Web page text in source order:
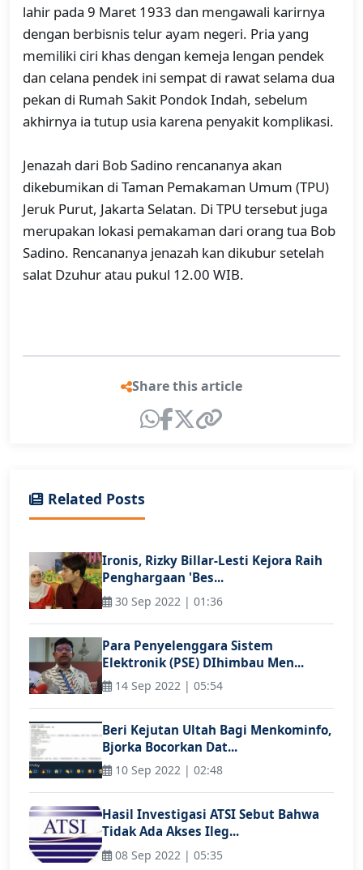
lahir pada 9 Maret 1933 dan mengawali karirnya
dengan berbisnis telur ayam negeri. Pria yang
memiliki ciri khas dengan kemeja lengan pendek
dan celana pendek ini sempat di rawat selama dua
pekan di Rumah Sakit Pondok Indah, sebelum
akhirnya ia tutup usia karena penyakit komplikasi.
Jenazah dari Bob Sadino rencananya akan
dikebumikan di Taman Pemakaman Umum (TPU)
Jeruk Purut, Jakarta Selatan. Di TPU tersebut juga
merupakan lokasi pemakaman dari orang tua Bob
Sadino. Rencananya jenazah kan dikubur setelah
salat Dzuhur atau pukul 12.00 WIB.
Share this article
Related Posts
Ironis, Rizky Billar-Lesti Kejora Raih
Penghargaan 'Bes...
30 Sep 2022 | 01:36
Para Penyelenggara Sistem
Elektronik (PSE) DIhimbau Men...
14 Sep 2022 | 05:54
Beri Kejutan Ultah Bagi Menkominfo,
Bjorka Bocorkan Dat...
10 Sep 2022 | 02:48
Hasil Investigasi ATSI Sebut Bahwa
Tidak Ada Akses Ileg...
08 Sep 2022 | 05:35